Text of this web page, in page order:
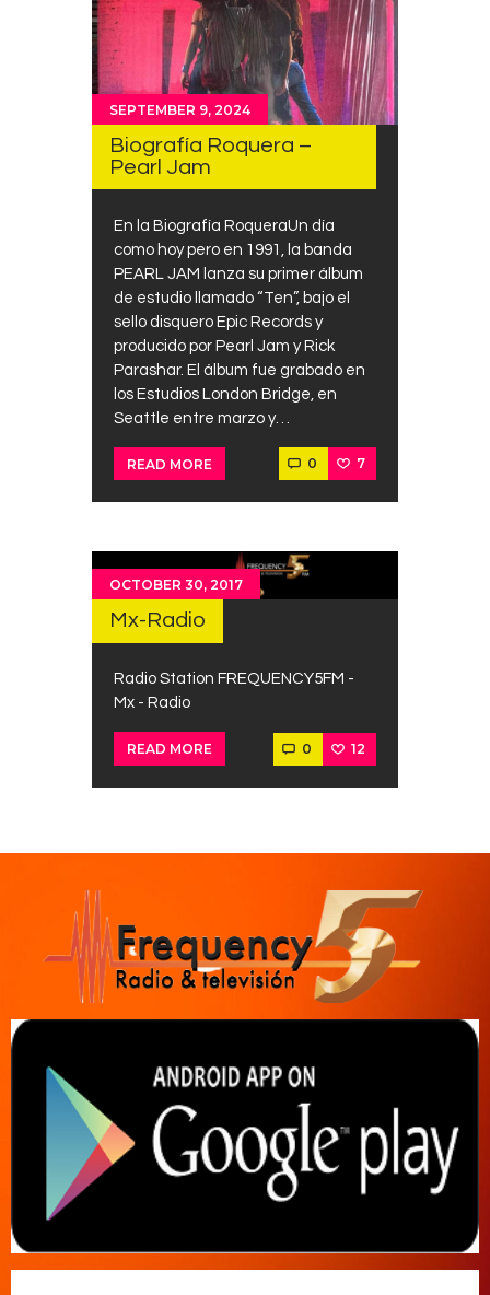
SEPTEMBER 9, 2024
Biografía Roquera –
Pearl Jam
En la Biografía RoqueraUn día
como hoy pero en 1991, la banda
PEARL JAM lanza su primer álbum
de estudio llamado “Ten”, bajo el
sello disquero Epic Records y
producido por Pearl Jam y Rick
Parashar. El álbum fue grabado en
los Estudios London Bridge, en
Seattle entre marzo y…
READ MORE 0 7
OCTOBER 30, 2017
Mx-Radio
Radio Station FREQUENCY5FM -
Mx - Radio
READ MORE 0 12